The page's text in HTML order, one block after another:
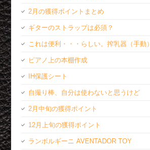
2月の獲得ポイントまとめ
ギターのストラップは必須？
これは便利・・・らしい。搾乳器（手動）
ピアノ上の本棚作成
IH保護シート
自撮り棒、自分は使わないと思うけど
2月中旬の獲得ポイント
12月上旬の獲得ポイント
ランボルギーニ AVENTADOR TOY